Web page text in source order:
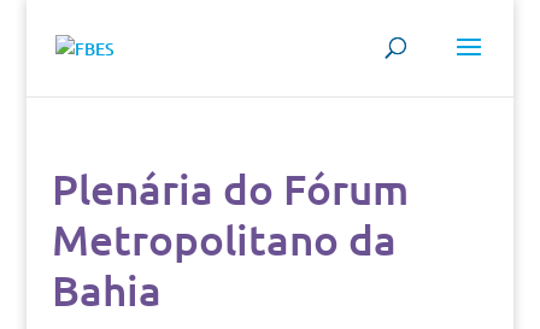
Plenária do Fórum
Metropolitano da
Bahia